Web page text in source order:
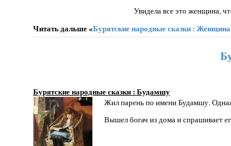
Увидела все это женщина,
Читать дальше «Бурятские народные сказки :
Бурятские народные сказки : Будамшу
Жил парень по имени Будамшу.
Вышел богач из дома и спрашивает